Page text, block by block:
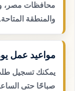
محافظات مصر،
والمنطقة المتاحة.
مواعيد عمل
يمكنك تسجيل
صباحًا حتى